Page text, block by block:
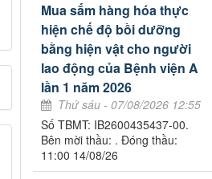
Mua sắm hàng hóa thực
hiện chế độ bồi dưỡng
bằng hiện vật cho người
lao động của Bệnh viện A
lần 1 năm 2026
Thứ sáu - 07/08/2026 12:55
Số TBMT: IB2600435437-00.
Bên mời thầu: . Đóng thầu:
11:00 14/08/26